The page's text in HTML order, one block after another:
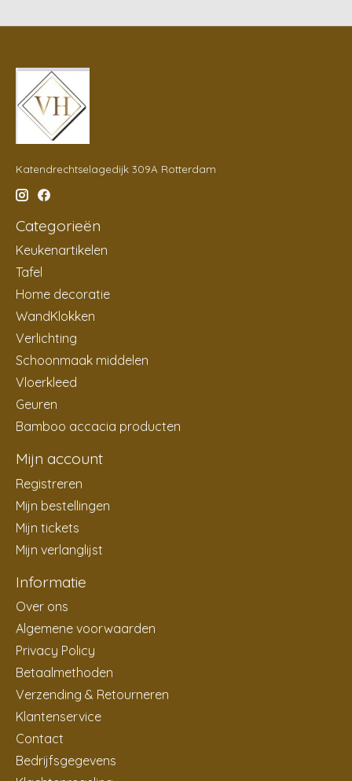
Katendrechtselagedijk 309A Rotterdam
Categorieën
Keukenartikelen
Tafel
Home decoratie
WandKlokken
Verlichting
Schoonmaak middelen
Vloerkleed
Geuren
Bamboo accacia producten
Mijn account
Registreren
Mijn bestellingen
Mijn tickets
Mijn verlanglijst
Informatie
Over ons
Algemene voorwaarden
Privacy Policy
Betaalmethoden
Verzending & Retourneren
Klantenservice
Contact
Bedrijfsgegevens